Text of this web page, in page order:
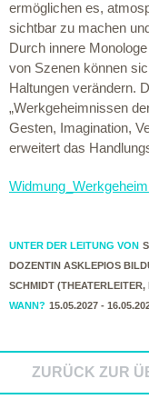
ermöglichen es,
sichtbar zu machen
Durch innere
von Szenen können
Haltungen verändern.
„Werkgeheimnissen
Gesten, Imagination,
erweitert das
UNTER DER LEITUNG VON
DOZENTIN ASKLEPIOS
SCHMIDT
WANN? 15.05.2027 -
ZURÜCK ZUR